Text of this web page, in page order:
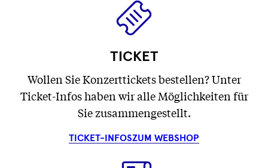
TICKET
Wollen Sie Konzerttickets bestellen? Unter
Ticket-Infos haben wir alle Möglichkeiten für
Sie zusammengestellt.
TICKET-INFOSZUM WEBSHOP